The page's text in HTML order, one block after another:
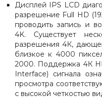
Дисплей IPS LCD
разрешение Full HD
проводить запись и
4K. Существует
разрешения 4К,
близкое к 4000
2000. Поддержка 4К
Interface) сигнала
просмотра
с высокой четкостью